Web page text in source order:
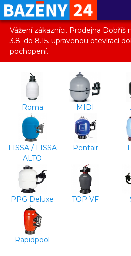
Vážení zákazníci. Prodejna
3.8. do 8.15. upravenou otevírací
pochopení.
Roma MIDI
LISSA / LISSA
ALTO
Pentair
PPG Deluxe TOP VF
Rapidpool